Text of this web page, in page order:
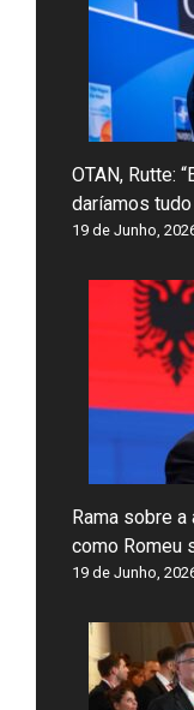
OTAN, Rutte:
daríamos
19 de Junho,
Rama sobre a
como Romeu
19 de Junho,